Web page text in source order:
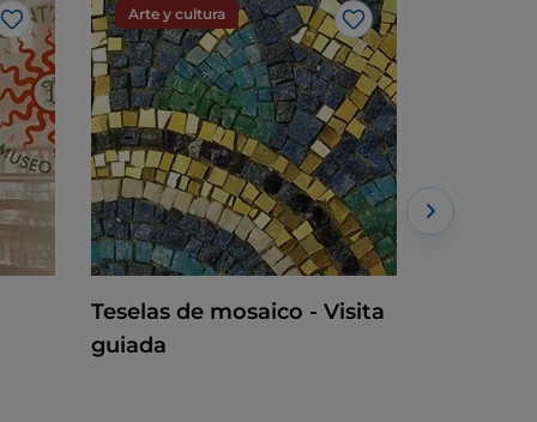
Me gusta
Arte y cultura
Me gusta
Teselas de mosaico - Visita
guiada